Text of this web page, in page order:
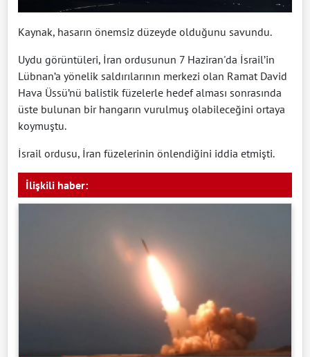
Kaynak, hasarın önemsiz düzeyde olduğunu savundu.
Uydu görüntüleri, İran ordusunun 7 Haziran'da İsrail’in
Lübnan’a yönelik saldırılarının merkezi olan Ramat David
Hava Üssü’nü balistik füzelerle hedef alması sonrasında
üste bulunan bir hangarın vurulmuş olabileceğini ortaya
koymuştu.
İsrail ordusu, İran füzelerinin önlendiğini iddia etmişti.
İlişkili haber: